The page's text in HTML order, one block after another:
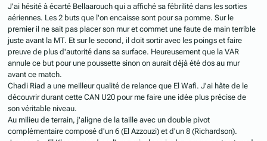
J'ai hésité à écarté Bellaarouch qui a affiché sa fébrilité dans les sorties
aériennes. Les 2 buts que l'on encaisse sont pour sa pomme. Sur le
premier il ne sait pas placer son mur et commet une faute de main terrible
juste avant la MT. Et sur le second, il doit sortir avec les poings et faire
preuve de plus d'autorité dans sa surface. Heureusement que la VAR
annule ce but pour une poussette sinon on aurait déjà été dos au mur
avant ce match.
Chadi Riad a une meilleur qualité de relance que El Wafi. J'ai hâte de le
découvrir durant cette CAN U20 pour me faire une idée plus précise de
son véritable niveau.
Au milieu de terrain, j'aligne de la taille avec un double pivot
complémentaire composé d'un 6 (El Azzouzi) et d'un 8 (Richardson).